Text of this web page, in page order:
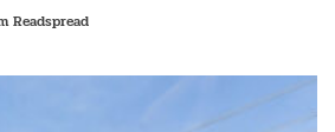
Readspread